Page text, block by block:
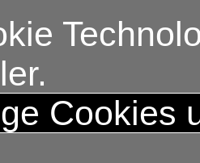
Cookies